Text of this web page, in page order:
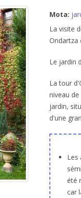
Mota:
La visite
Ondartza
Le jardin
La tour
niveau
jardin,
d'une
Les
été
car